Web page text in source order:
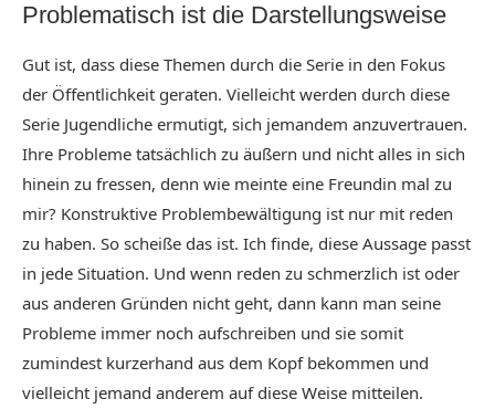
Problematisch ist die Darstellungsweise
Gut ist, dass diese Themen durch die Serie in den Fokus
der Öffentlichkeit geraten. Vielleicht werden durch diese
Serie Jugendliche ermutigt, sich jemandem anzuvertrauen.
Ihre Probleme tatsächlich zu äußern und nicht alles in sich
hinein zu fressen, denn wie meinte eine Freundin mal zu
mir? Konstruktive Problembewältigung ist nur mit reden
zu haben. So scheiße das ist. Ich finde, diese Aussage passt
in jede Situation. Und wenn reden zu schmerzlich ist oder
aus anderen Gründen nicht geht, dann kann man seine
Probleme immer noch aufschreiben und sie somit
zumindest kurzerhand aus dem Kopf bekommen und
vielleicht jemand anderem auf diese Weise mitteilen.